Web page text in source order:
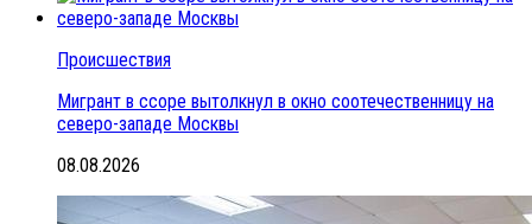
Происшествия
Мигрант в ссоре вытолкнул в окно соотечественницу на
северо-западе Москвы
08.08.2026